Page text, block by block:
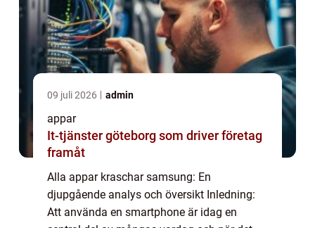
09 juli 2026 admin
appar
It-tjänster göteborg som driver företag
framåt
Alla appar kraschar samsung: En
djupgående analys och översikt Inledning:
Att använda en smartphone är idag en